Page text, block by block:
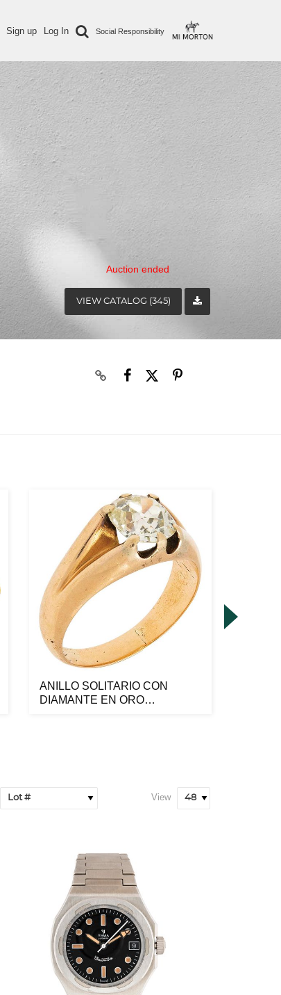
Sign up Log In Social Responsibility
Auction ended
VIEW CATALOG (345)
ANILLO SOLITARIO CON
DIAMANTE EN ORO
View